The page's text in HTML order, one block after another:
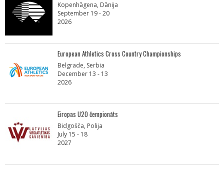
Kopenhāgena, Dānija
September 19 - 20
2026
European Athletics Cross Country Championships
Belgrade, Serbia
December 13 - 13
2026
Eiropas U20 čempionāts
Bidgošča, Polija
July 15 - 18
2027